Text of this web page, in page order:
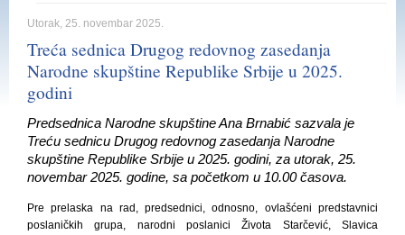
Utorak, 25. novembar 2025.
Treća sednica Drugog redovnog zasedanja
Narodne skupštine Republike Srbije u 2025.
godini
Predsednica Narodne skupštine Ana Brnabić sazvala je
Treću sednicu Drugog redovnog zasedanja Narodne
skupštine Republike Srbije u 2025. godini, za utorak, 25.
novembar 2025. godine, sa početkom u 10.00 časova.
Pre prelaska na rad, predsednici, odnosno, ovlašćeni predstavnici
poslaničkih grupa, narodni poslanici Života Starčević, Slavica